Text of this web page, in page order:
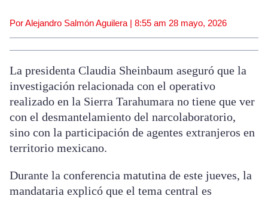
Por Alejandro Salmón Aguilera | 8:55 am 28 mayo, 2026
La presidenta Claudia Sheinbaum aseguró que la
investigación relacionada con el operativo
realizado en la Sierra Tarahumara no tiene que ver
con el desmantelamiento del narcolaboratorio,
sino con la participación de agentes extranjeros en
territorio mexicano.
Durante la conferencia matutina de este jueves, la
mandataria explicó que el tema central es